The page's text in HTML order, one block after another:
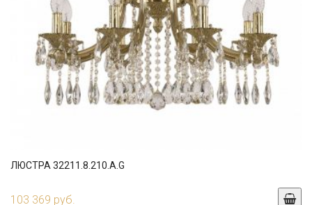
ЛЮСТРА 32211.8.210.A.G
103 369 руб.